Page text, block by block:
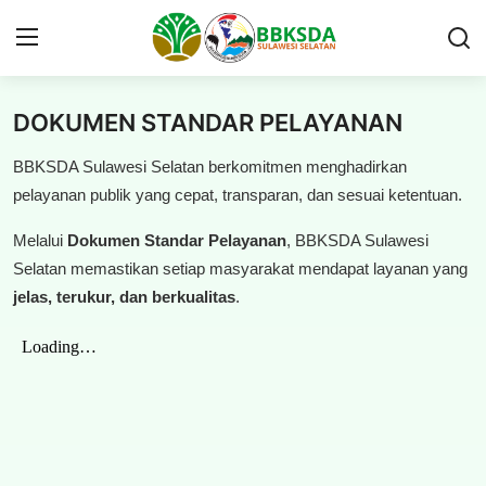
PROFIL
BERITA BALAI
PUBLIKASI
KAWASAN KONSERVASI
DOKUMEN STANDAR PELAYANAN
BBKSDA Sulawesi Selatan berkomitmen menghadirkan
pelayanan publik yang cepat, transparan, dan sesuai ketentuan.
Melalui Dokumen Standar Pelayanan, BBKSDA Sulawesi
Selatan memastikan setiap masyarakat mendapat layanan yang
jelas, terukur, dan berkualitas.